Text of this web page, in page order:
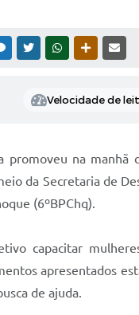
MESSENGER
TWITTERWHATSAPPOUTRAS
Velocidade de
promoveu na manhã
da Secretaria de
(6ºBPChq).
capacitar
apresentados
de ajuda.